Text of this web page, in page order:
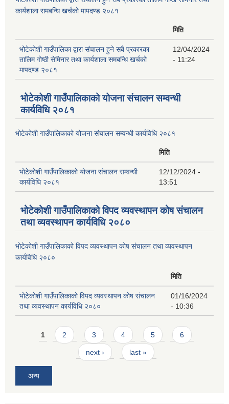
कार्यशाला समबन्धि खर्चको मापदण्ड २०८१
मिति
भोटेकोशी गाउँपालिका द्वारा संचालन हुने सबै प्रकारका
तालिम गोष्ठी सेमिनार तथा कार्यशाला समबन्धि खर्चको
मापदण्ड २०८१
12/04/2024
- 11:24
भोटेकोशी गाउँपालिकाको योजना संचालन सम्वन्धी
कार्यविधि २०८१
भोटेकोशी गाउँपालिकाको योजना संचालन सम्वन्धी कार्यविधि २०८१
मिति
भोटेकोशी गाउँपालिकाको योजना संचालन सम्वन्धी
कार्यविधि २०८१
12/12/2024 -
13:51
भोटेकोशी गाउँपालिकाको विपद व्यवस्थापन कोष संचालन
तथा व्यवस्थापन कार्यविधि २०८०
भोटेकोशी गाउँपालिकाको विपद व्यवस्थापन कोष संचालन तथा व्यवस्थापन
कार्यविधि २०८०
मिति
भोटेकोशी गाउँपालिकाको विपद व्यवस्थापन कोष संचालन
तथा व्यवस्थापन कार्यविधि २०८०
01/16/2024
- 10:36
Pages
1 2 3 4 5 6
next › last »
अन्य